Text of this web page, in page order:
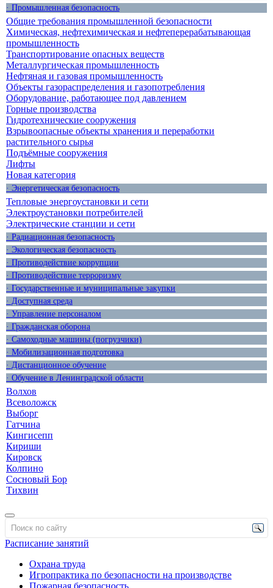
· Промышленная безопасность
Общие требования промышленной безопасности
Химическая, нефтехимическая и нефтеперерабатывающая
промышленность
Транспортирование опасных веществ
Металлургическая промышленность
Нефтяная и газовая промышленность
Объекты газораспределения и газопотребления
Оборудование, работающее под давлением
Горные производства
Гидротехнические сооружения
Взрывоопасные объекты хранения и переработки
растительного сырья
Подъёмные сооружения
Лифты
Новая категория
· Энергетическая безопасность
Тепловые энергоустановки и сети
Электроустановки потребителей
Электрические станции и сети
· Радиационная безопасность
· Экологическая безопасность
· Противодействие коррупции
· Противодействие терроризму
· Государственные и муниципальные закупки
· Доступная среда
· Управление персоналом
· Гражданская оборона
· Самоходные машины (погрузчики)
· Мобилизационная подготовка
· Дистанционное обучение
· Обучение в Ленинградской области
Волхов
Всеволожск
Выборг
Гатчина
Кингисепп
Кириши
Кировск
Колпино
Сосновый Бор
Тихвин
Расписание занятий
Охрана труда
Игропрактика по безопасности на производстве
Пожарная безопасность